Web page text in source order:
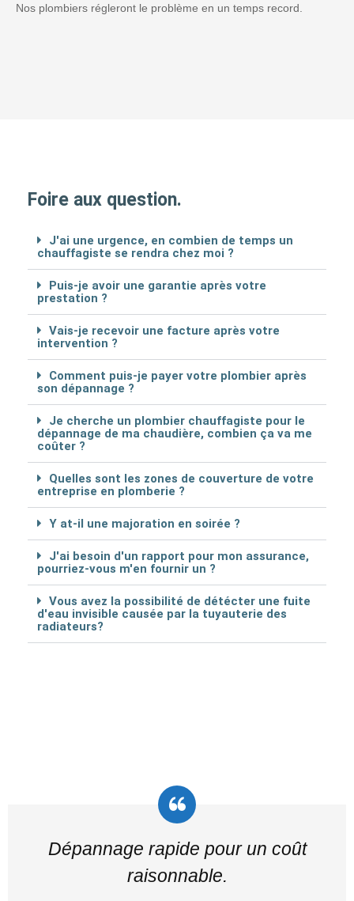
Nos plombiers régleront le problème en un temps record.
Foire aux question.
J'ai une urgence, en combien de temps un
chauffagiste se rendra chez moi ?
Puis-je avoir une garantie après votre
prestation ?
Vais-je recevoir une facture après votre
intervention ?
Comment puis-je payer votre plombier après
son dépannage ?
Je cherche un plombier chauffagiste pour le
dépannage de ma chaudière, combien ça va me
coûter ?
Quelles sont les zones de couverture de votre
entreprise en plomberie ?
Y at-il une majoration en soirée ?
J'ai besoin d'un rapport pour mon assurance,
pourriez-vous m'en fournir un ?
Vous avez la possibilité de détécter une fuite
d'eau invisible causée par la tuyauterie des
radiateurs?
Dépannage rapide pour un coût
raisonnable.